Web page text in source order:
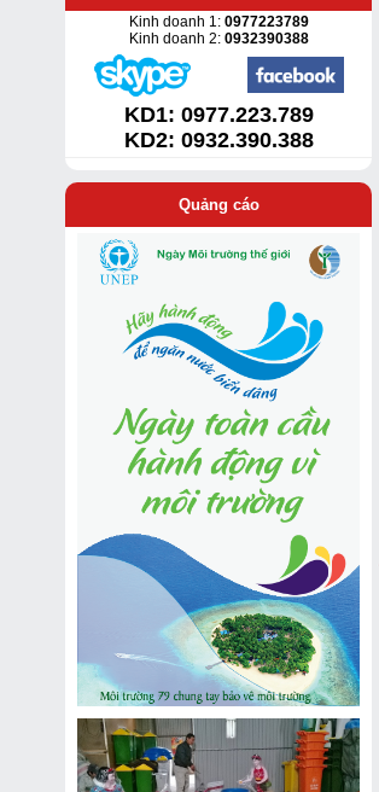
Kinh doanh 1:0977223789
Kinh doanh 2: 0932390388
KD1: 0977.223.789
KD2: 0932.390.388
Quảng cáo